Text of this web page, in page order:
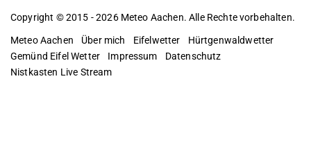
Copyright © 2015 - 2026 Meteo Aachen. Alle Rechte vorbehalten.
Meteo Aachen Über mich Eifelwetter
Hürtgenwaldwetter
Gemünd Eifel Wetter
Impressum
Datenschutz
Nistkasten Live Stream